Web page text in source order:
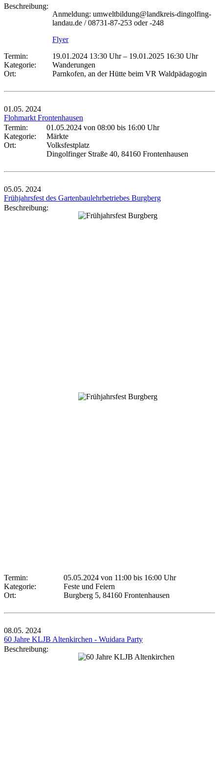
Beschreibung:
Anmeldung: umweltbildung@landkreis-dingolfing-
landau.de / 08731-87-253 oder -248
Flyer
Termin:
19.01.2024 13:30 Uhr– 19.01.2025 16:30 Uhr
Kategorie:
Wanderungen
Ort:
Parnkofen, an der Hütte beim VR Waldpädagogin
01.05. 2024
Flohmarkt Frontenhausen
Termin:
01.05.2024 von 08:00 bis 16:00 Uhr
Kategorie:
Märkte
Ort:
Volksfestplatz
Dingolfinger Straße 40, 84160 Frontenhausen
05.05. 2024
Frühjahrsfest des Gartenbaulehrbetriebes Burgberg
Beschreibung:
Termin: 05.05.2024 von 11:00 bis 16:00 Uhr
Kategorie:
Feste und Feiern
Ort:
Burgberg 5, 84160 Frontenhausen
08.05. 2024
60 Jahre KLJB Altenkirchen - Wuidara Party
Beschreibung: